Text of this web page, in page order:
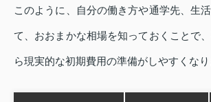
このように、自分の働き方や通学先、生
て、おおまかな相場を知っておくことで
ら現実的な初期費用の準備がしやすくなり